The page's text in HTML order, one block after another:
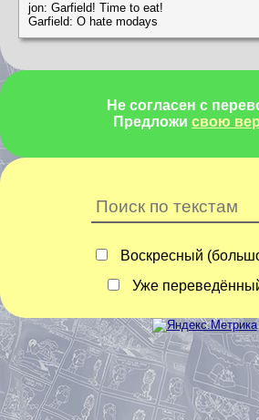
jon: Garfield! Time to eat!
Garfield: O hate modays
Не согласен с
Предложи свою
Воскресный
Уже